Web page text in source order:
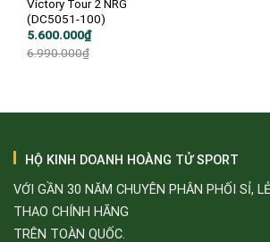
Victory Tour 2 NRG
(DC5051-100)
6.990.000₫
Giá
là:
5.600.000₫
Giá
tại
HỘ KINH DOANH HOÀNG TỬ SPORT
VỚI GẦN 30 NĂM CHUYÊN PHÂN PHỐI SỈ,
THAO CHÍNH HÃNG
TRÊN TOÀN QUỐC.